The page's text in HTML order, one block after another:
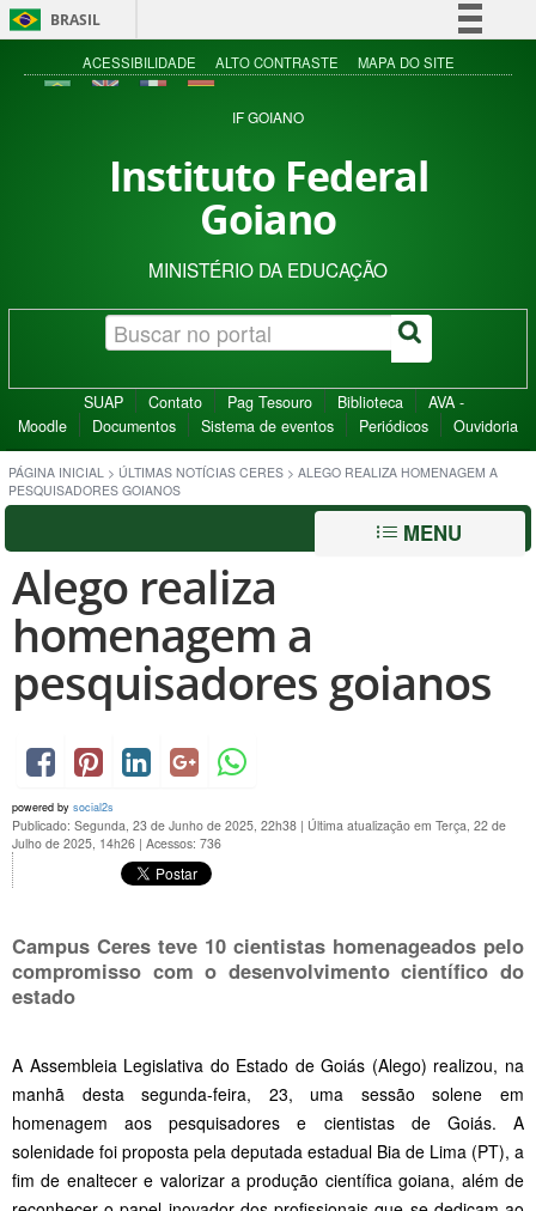
BRASIL
Simplifique!
Acesso à informação
ACESSIBILIDADE ALTO CONTRASTE MAPA DO SITE
IF GOIANO
Instituto Federal
Goiano
MINISTÉRIO DA EDUCAÇÃO
SUAP Contato Pag Tesouro Biblioteca
AVA -
Moodle
Documentos Sistema de eventos Periódicos Ouvidoria
PÁGINA INICIAL > ÚLTIMAS NOTÍCIAS CERES > ALEGO REALIZA HOMENAGEM A
PESQUISADORES GOIANOS
MENU
Alego realiza
homenagem a
pesquisadores goianos
powered by social2s
Publicado: Segunda, 23 de Junho de 2025, 22h38 | Última atualização em Terça, 22 de
Julho de 2025, 14h26 | Acessos: 736
Campus Ceres teve 10 cientistas homenageados pelo
compromisso com o desenvolvimento científico do
estado
A Assembleia Legislativa do Estado de Goiás (Alego) realizou, na
manhã desta segunda-feira, 23, uma sessão solene em
homenagem aos pesquisadores e cientistas de Goiás. A
solenidade foi proposta pela deputada estadual Bia de Lima (PT), a
fim de enaltecer e valorizar a produção científica goiana, além de